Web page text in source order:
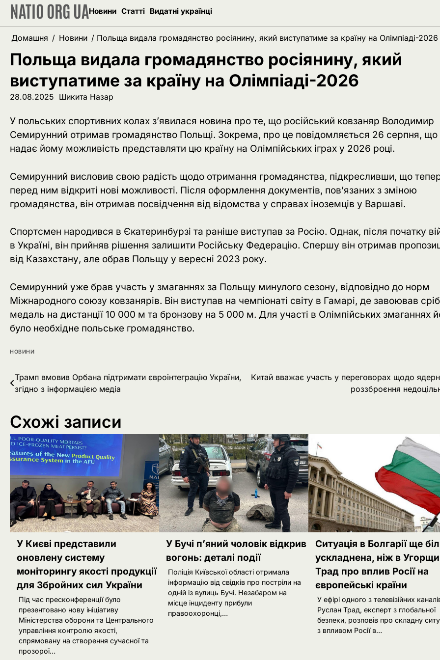
Перейти
вмісту
NATIO ORG UAНовини Статті Видатні українці
Домашня Новини Польща видала громадянство росіянину, який виступатиме за країну на Олімпіаді-2026
Польща видала громадянство росіянину, який
виступатиме за країну на Олімпіаді-2026
28.08.2025 Шикита Назар
У польських спортивних колах з’явилася новина про те, що російський ковзаняр Володимир
Семирунний отримав громадянство Польщі. Зокрема, про це повідомляється 26 серпня, що
надає йому можливість представляти цю країну на Олімпійських іграх у 2026 році.
Семирунний висловив свою радість щодо отримання громадянства, підкресливши, що
перед ним відкриті нові можливості. Після оформлення документів, пов’язаних з зміною
громадянства, він отримав посвідчення від відомства у справах іноземців у Варшаві.
Спортсмен народився в Єкатеринбурзі та раніше виступав за Росію. Однак, після початку
в Україні, він прийняв рішення залишити Російську Федерацію. Спершу він отримав
від Казахстану, але обрав Польщу у вересні 2023 року.
Семирунний уже брав участь у змаганнях за Польщу минулого сезону, відповідно до норм
Міжнародного союзу ковзанярів. Він виступав на чемпіонаті світу в Гамарі, де завоював
медаль на дистанції 10 000 м та бронзову на 5 000 м. Для участі в Олімпійських змаганнях
було необхідне польське громадянство.
НОВИНИ
Навігація
записів
Трамп вмовив Орбана підтримати євроінтеграцію України,
згідно з інформацією медіа
Китай вважає участь у переговорах щодо
роззброєння
Схожі записи
У Києві представили
оновлену систему
моніторингу якості продукції
для Збройних сил України
Під час пресконференції було
презентовано нову ініціативу
Міністерства оборони та Центрального
управління контролю якості,
спрямовану на створення сучасної та
прозорої…
У Бучі п’яний чоловік відкрив
вогонь: деталі події
Поліція Київської області отримала
інформацію від свідків про постріли на
одній із вулиць Бучі. Незабаром на
місце інциденту прибули
правоохоронці,…
Ситуація в Болгарії ще
ускладнена, ніж в
Трад про вплив Росії на
європейські країни
У ефірі одного з телевізійних
Руслан Трад, експерт з глобальної
безпеки, розповів про складну
з впливом Росії в…